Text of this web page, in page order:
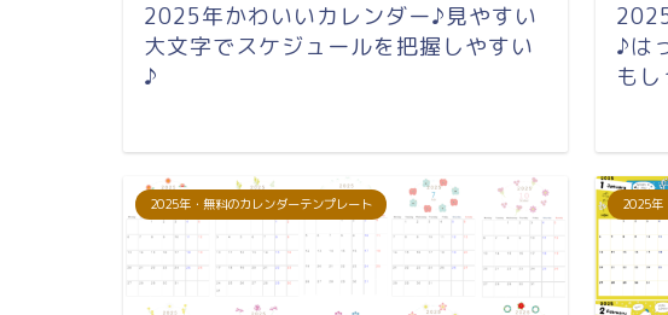
2025年かわいいカレンダー♪見やすい
大文字でスケジュールを把握しやすい
♪
♪は
も
2025年・無料のカレンダーテンプレート 2025年